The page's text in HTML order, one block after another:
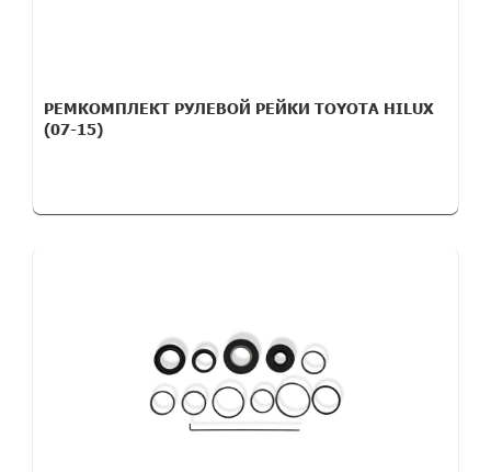
РЕМКОМПЛЕКТ РУЛЕВОЙ РЕЙКИ TOYOTA HILUX
(07-15)